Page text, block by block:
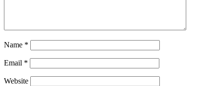
Name *
Email *
Website